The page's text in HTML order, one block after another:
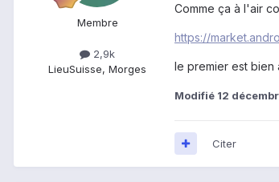
Membre
2,9k
LieuSuisse, Morges
Comme ça à l'air
https://
le premier est bien
Modifié 12
Citer